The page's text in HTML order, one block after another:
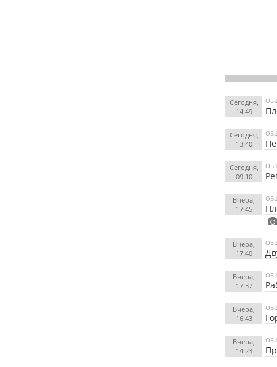
Сегодня,
14:49
Сегодня,
13:40
Сегодня,
09:10
Вчера,
17:45
Вчера,
17:40
Вчера,
17:37
Вчера,
16:43
Вчера,
14:23